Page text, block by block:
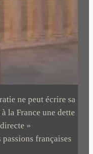
ne peut écrire sa
la France une dette
»
françaises